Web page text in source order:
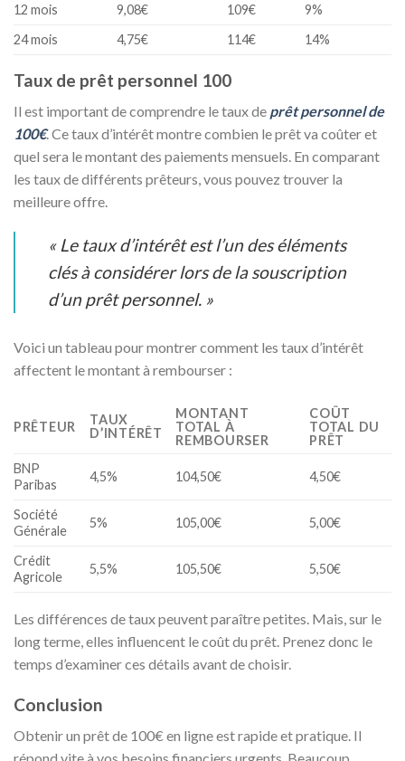
12 mois
9,08€ 109€
9%
24 mois
4,75€ 114€ 14%
Taux de prêt personnel 100
Il est important de comprendre le taux de prêt personnel de
100€. Ce taux d’intérêt montre combien le prêt va coûter et
quel sera le montant des paiements mensuels. En comparant
les taux de différents prêteurs, vous pouvez trouver la
meilleure offre.
« Le taux d’intérêt est l’un des éléments
clés à considérer lors de la souscription
d’un prêt personnel. »
Voici un tableau pour montrer comment les taux d’intérêt
affectent le montant à rembourser :
PRÊTEUR
TAUX
D’INTÉRÊT
MONTANT
TOTAL À
REMBOURSER
COÛT
TOTAL DU
PRÊT
BNP
Paribas
4,5% 104,50€ 4,50€
Société
Générale
5% 105,00€ 5,00€
Crédit
Agricole
5,5% 105,50€ 5,50€
Les différences de taux peuvent paraître petites. Mais, sur le
long terme, elles influencent le coût du prêt. Prenez donc le
temps d’examiner ces détails avant de choisir.
Conclusion
Obtenir un prêt de 100€ en ligne est rapide et pratique. Il